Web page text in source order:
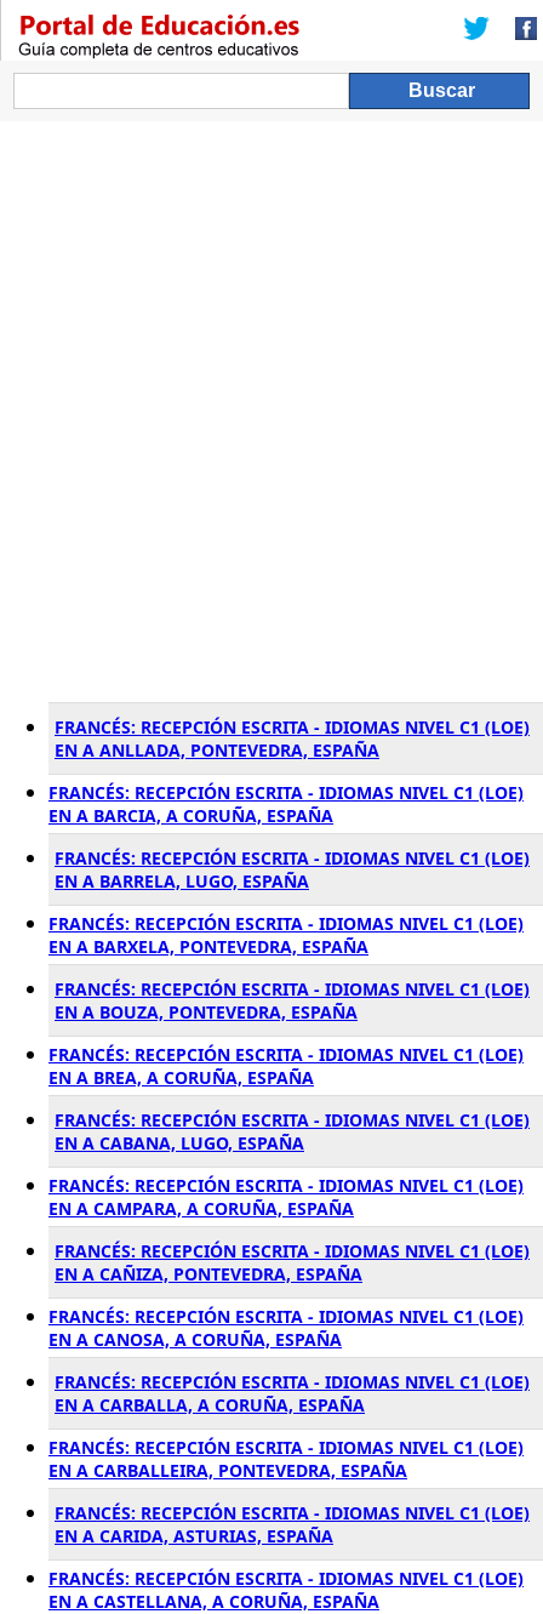
FRANCÉS: RECEPCIÓN ESCRITA - IDIOMAS NIVEL C1 (LOE)
EN A ANLLADA, PONTEVEDRA, ESPAÑA
FRANCÉS: RECEPCIÓN ESCRITA - IDIOMAS NIVEL C1 (LOE)
EN A BARCIA, A CORUÑA, ESPAÑA
FRANCÉS: RECEPCIÓN ESCRITA - IDIOMAS NIVEL C1 (LOE)
EN A BARRELA, LUGO, ESPAÑA
FRANCÉS: RECEPCIÓN ESCRITA - IDIOMAS NIVEL C1 (LOE)
EN A BARXELA, PONTEVEDRA, ESPAÑA
FRANCÉS: RECEPCIÓN ESCRITA - IDIOMAS NIVEL C1 (LOE)
EN A BOUZA, PONTEVEDRA, ESPAÑA
FRANCÉS: RECEPCIÓN ESCRITA - IDIOMAS NIVEL C1 (LOE)
EN A BREA, A CORUÑA, ESPAÑA
FRANCÉS: RECEPCIÓN ESCRITA - IDIOMAS NIVEL C1 (LOE)
EN A CABANA, LUGO, ESPAÑA
FRANCÉS: RECEPCIÓN ESCRITA - IDIOMAS NIVEL C1 (LOE)
EN A CAMPARA, A CORUÑA, ESPAÑA
FRANCÉS: RECEPCIÓN ESCRITA - IDIOMAS NIVEL C1 (LOE)
EN A CAÑIZA, PONTEVEDRA, ESPAÑA
FRANCÉS: RECEPCIÓN ESCRITA - IDIOMAS NIVEL C1 (LOE)
EN A CANOSA, A CORUÑA, ESPAÑA
FRANCÉS: RECEPCIÓN ESCRITA - IDIOMAS NIVEL C1 (LOE)
EN A CARBALLA, A CORUÑA, ESPAÑA
FRANCÉS: RECEPCIÓN ESCRITA - IDIOMAS NIVEL C1 (LOE)
EN A CARBALLEIRA, PONTEVEDRA, ESPAÑA
FRANCÉS: RECEPCIÓN ESCRITA - IDIOMAS NIVEL C1 (LOE)
EN A CARIDA, ASTURIAS, ESPAÑA
FRANCÉS: RECEPCIÓN ESCRITA - IDIOMAS NIVEL C1 (LOE)
EN A CASTELLANA, A CORUÑA, ESPAÑA